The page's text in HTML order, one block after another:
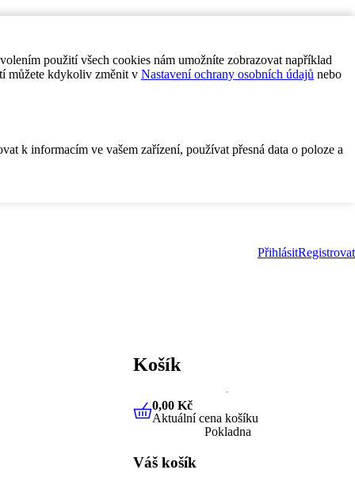
použití všech cookies nám umožníte zobrazovat například
můžete kdykoliv změnit v Nastavení ochrany osobních údajů nebo
k informacím ve vašem zařízení, používat přesná data o poloze a
PřihlásitRegistrovat
Košík
0,00 KčAktuální cena košíku
0,00 Kč
Aktuální cena košíku
Pokladna
Váš košík